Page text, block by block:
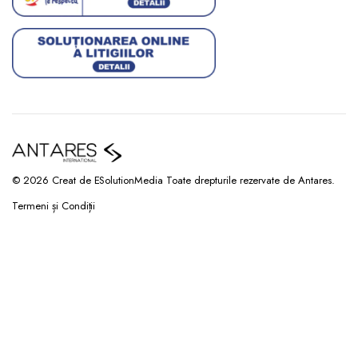
© 2026 Creat de ESolutionMedia Toate drepturile rezervate de Antares.
Termeni și Condiții